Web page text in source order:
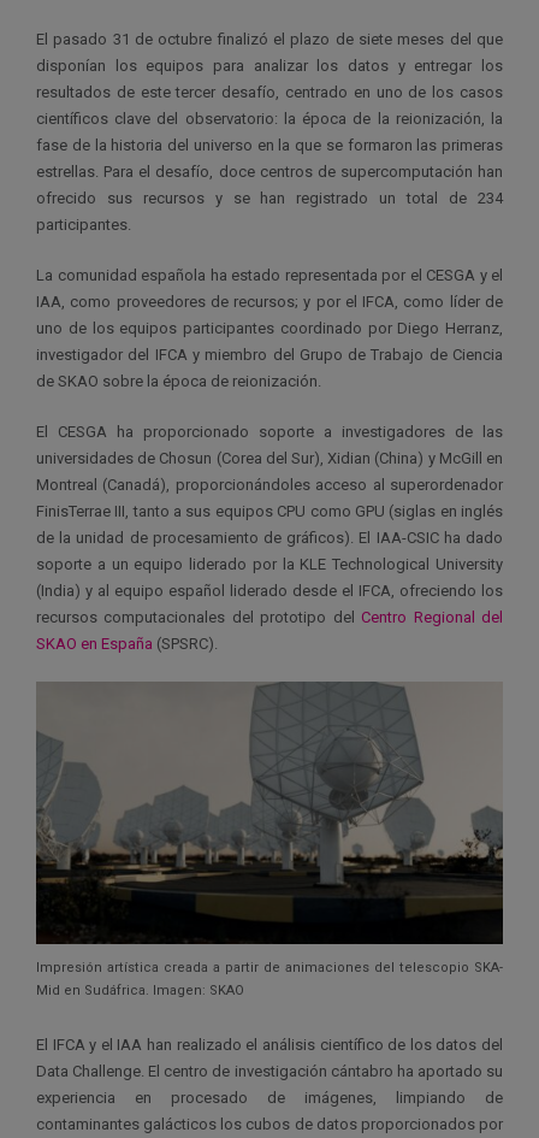
El pasado 31 de octubre finalizó el plazo de siete meses del que
disponían los equipos para analizar los datos y entregar los
resultados de este tercer desafío, centrado en uno de los casos
científicos clave del observatorio: la época de la reionización, la
fase de la historia del universo en la que se formaron las primeras
estrellas. Para el desafío, doce centros de supercomputación han
ofrecido sus recursos y se han registrado un total de 234
participantes.
La comunidad española ha estado representada por el CESGA y el
IAA, como proveedores de recursos; y por el IFCA, como líder de
uno de los equipos participantes coordinado por Diego Herranz,
investigador del IFCA y miembro del Grupo de Trabajo de Ciencia
de SKAO sobre la época de reionización.
El CESGA ha proporcionado soporte a investigadores de las
universidades de Chosun (Corea del Sur), Xidian (China) y McGill en
Montreal (Canadá), proporcionándoles acceso al superordenador
FinisTerrae III, tanto a sus equipos CPU como GPU (siglas en inglés
de la unidad de procesamiento de gráficos). El IAA-CSIC ha dado
soporte a un equipo liderado por la KLE Technological University
(India) y al equipo español liderado desde el IFCA, ofreciendo los
recursos computacionales del prototipo del Centro Regional del
SKAO en España (SPSRC).
Impresión artística creada a partir de animaciones del telescopio SKA-
Mid en Sudáfrica. Imagen: SKAO
El IFCA y el IAA han realizado el análisis científico de los datos del
Data Challenge. El centro de investigación cántabro ha aportado su
experiencia en procesado de imágenes, limpiando de
contaminantes galácticos los cubos de datos proporcionados por